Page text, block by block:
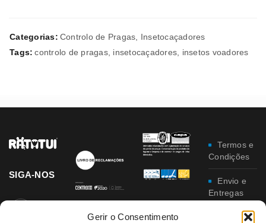
Gerir o Consentimento
Categorias: Controlo de Pragas, Insetocaçadores
Tags: controlo de pragas, insetocaçadores, insetos voadores
SIGA-NOS
Termos e
Condições
Envio e
Entregas
Trocas e